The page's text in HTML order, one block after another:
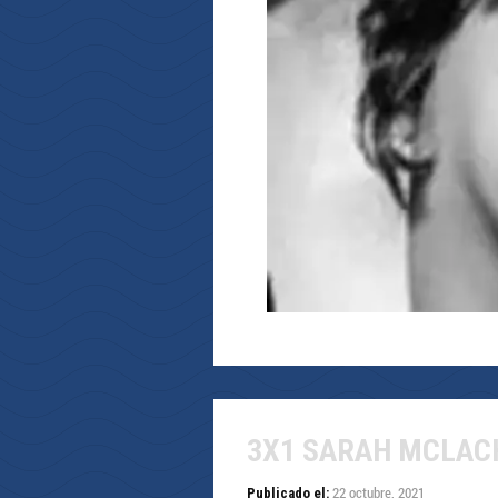
3X1 SARAH
Publicado el: 22 octubre, 2021